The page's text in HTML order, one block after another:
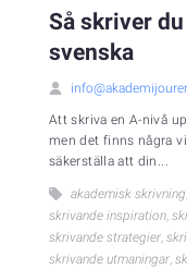
Så skriver
svenska
Att skriva en A-nivå
men det finns några
säkerställa att din...
akademisk skrivning
skrivande inspiration,
skrivande strategier,
skrivande utmaningar,